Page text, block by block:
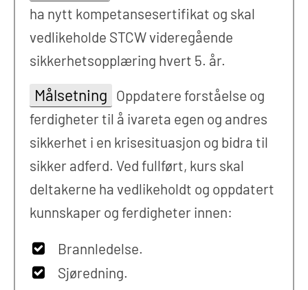
ha nytt kompetansesertifikat og skal
vedlikeholde STCW videregående
sikkerhetsopplæring hvert 5. år.
Målsetning Oppdatere forståelse og
ferdigheter til å ivareta egen og andres
sikkerhet i en krisesituasjon og bidra til
sikker adferd. Ved fullført, kurs skal
deltakerne ha vedlikeholdt og oppdatert
kunnskaper og ferdigheter innen:
Brannledelse.
Sjøredning.